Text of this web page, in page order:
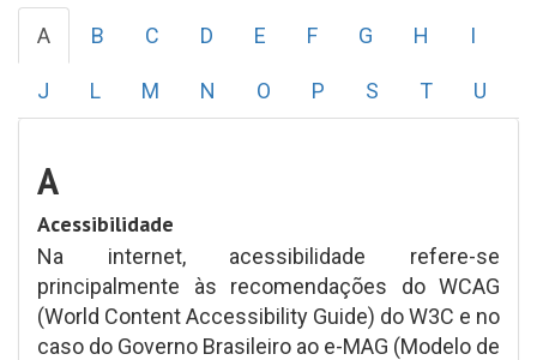
A B C D E F G H I
J L M N O P S T U
A
Acessibilidade
Na internet, acessibilidade refere-se
principalmente às recomendações do WCAG
(World Content Accessibility Guide) do W3C e no
caso do Governo Brasileiro ao e-MAG (Modelo de